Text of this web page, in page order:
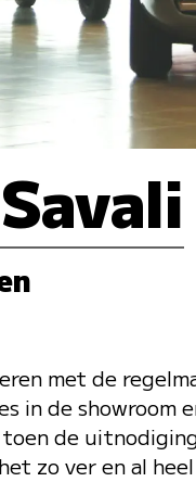
met de
in de showroom
de
zo ver en al